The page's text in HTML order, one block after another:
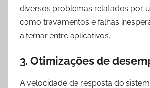
diversos problemas relatados por
como travamentos e falhas
alternar entre aplicativos.
3. Otimizações de
A velocidade de resposta do